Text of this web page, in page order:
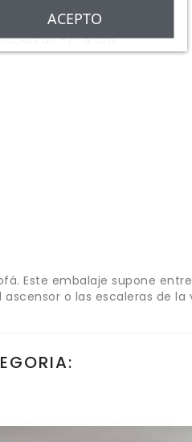
de +/- 5 cm:
Este embalaje supone
o las escaleras de la
ACEPTO